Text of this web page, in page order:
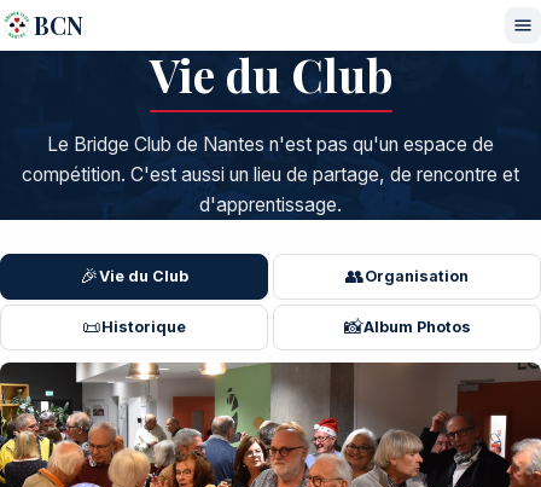
BCN
Vie du Club
Le Bridge Club de Nantes n'est pas qu'un espace de
compétition. C'est aussi un lieu de partage, de rencontre et
d'apprentissage.
🎉Vie du Club 👥Organisation
📜Historique 📸Album Photos